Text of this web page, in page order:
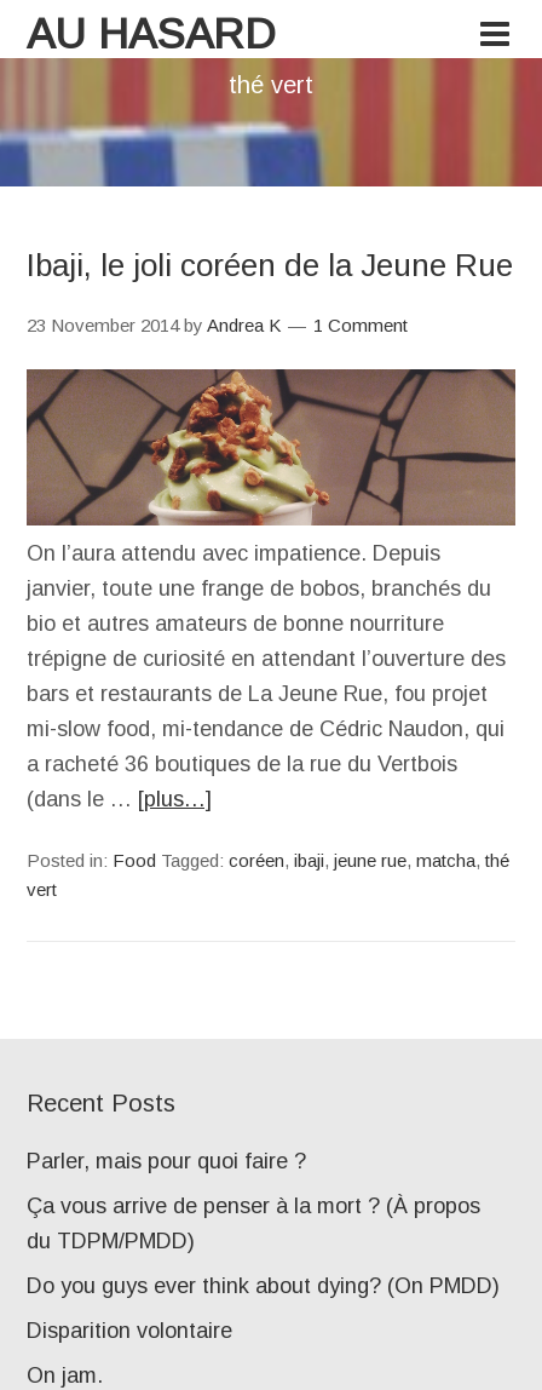
AU HASARD
thé vert
Ibaji, le joli coréen de la Jeune Rue
23 November 2014 byAndrea K 1 Comment
On l’aura attendu avec impatience. Depuis
janvier, toute une frange de bobos, branchés du
bio et autres amateurs de bonne nourriture
trépigne de curiosité en attendant l’ouverture des
bars et restaurants de La Jeune Rue, fou projet
mi-slow food, mi-tendance de Cédric Naudon, qui
a racheté 36 boutiques de la rue du Vertbois
(dans le … [plus…]
Posted in: Food Tagged:coréen,ibaji,jeune rue,matcha,thé
vert
Recent Posts
Parler, mais pour quoi faire ?
Ça vous arrive de penser à la mort ? (À propos
du TDPM/PMDD)
Do you guys ever think about dying? (On PMDD)
Disparition volontaire
On jam.